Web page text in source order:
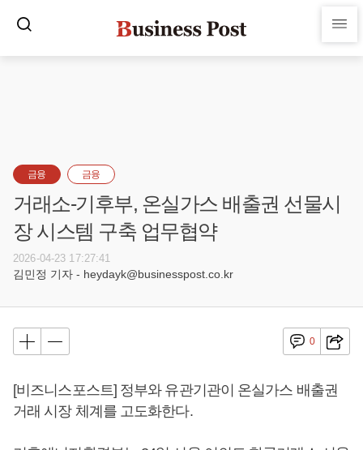
금융 금융
거래소-기후부, 온실가스 배출권 선물시
장 시스템 구축 업무협약
2026-04-23 17:27:41
김민정 기자 - heydayk@businesspost.co.kr
0
[비즈니스포스트] 정부와 유관기관이 온실가스 배출권
거래 시장 체계를 고도화한다.